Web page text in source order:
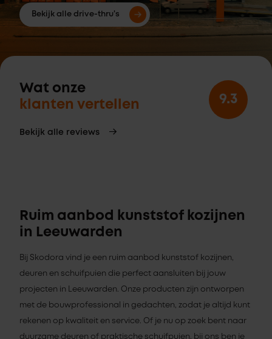
Bekijk alle drive-thru's
Wat onze
klanten vertellen
Bekijk alle reviews
9.3
Ruim aanbod kunststof kozijnen
in Leeuwarden
Bij Skodora vind je een ruim aanbod kunststof kozijnen,
deuren en schuifpuien die perfect aansluiten bij jouw
projecten in Leeuwarden. Onze producten zijn ontworpen
met de bouwprofessional in gedachten, zodat je altijd kunt
rekenen op kwaliteit en service. Of je nu op zoek bent naar
duurzame deuren of praktische schuifpuien, bij ons ben je